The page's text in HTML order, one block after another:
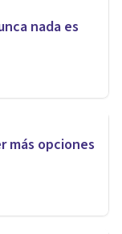
nada es
más opciones